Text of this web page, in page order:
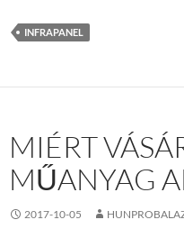
INFRAPANEL
MIÉRT
MŰANYAG
2017-10-05